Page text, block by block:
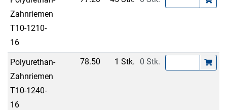
Zahnriemen
T10-1210-
16
Polyurethan-
Zahnriemen
T10-1240-
16
78.50 1 Stk. 0 Stk.